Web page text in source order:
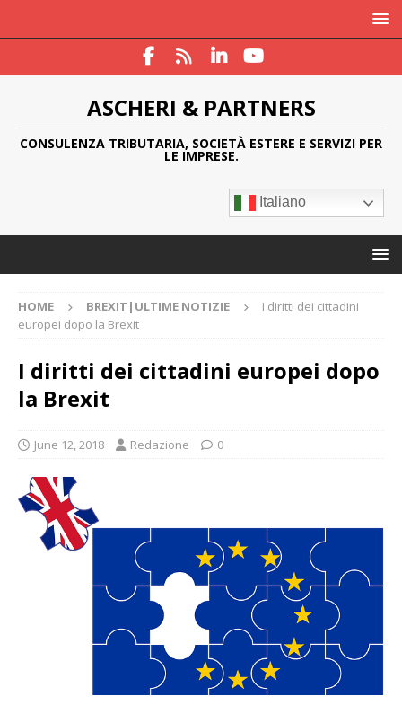
ASCHERI & PARTNERS
CONSULENZA TRIBUTARIA, SOCIETÀ ESTERE E SERVIZI PER
LE IMPRESE.
Italiano
HOME BREXIT|ULTIME NOTIZIE
I diritti dei cittadini
europei dopo la Brexit
I diritti dei cittadini europei dopo
la Brexit
June 12, 2018 Redazione 0